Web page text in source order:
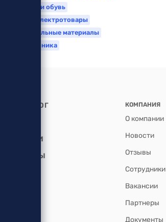
Одежда и обувь
Свет и электротовары
Строительные материалы
Электроника
КАТАЛОГ
УСЛУГИ
БРЕНДЫ
КОМПАНИЯ
О компании
Новости
Отзывы
Сотрудники
Вакансии
Партнеры
Документы